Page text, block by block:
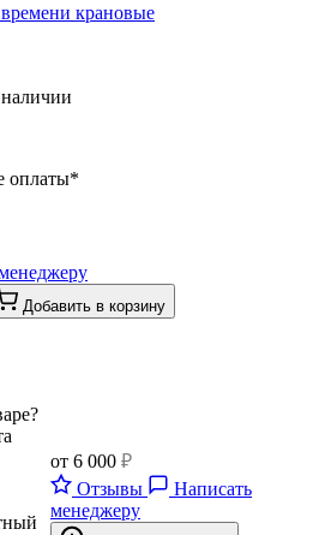
крановые
оплаты*
Добавить в корзину
от 6 000 ₽
Отзывы
Написать
менеджеру